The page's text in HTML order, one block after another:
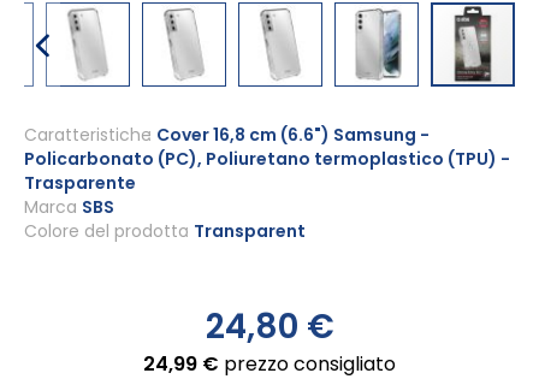
all'inizio
della
galleria
di
immagini
24,80 €
24,99 € prezzo consigliato
Marca SBS
Caratteristiche Cover 16,8 cm (6.6") Samsung -
Policarbonato (PC), Poliuretano termoplastico (TPU) -
Trasparente
Colore del prodotto Transparent